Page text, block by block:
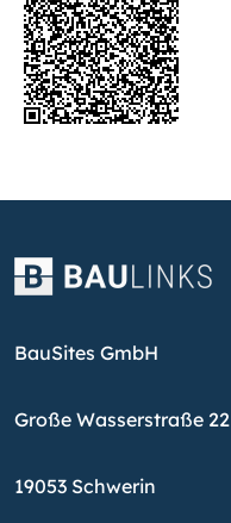
BauSites GmbH
Große Wasserstraße 22
19053 Schwerin